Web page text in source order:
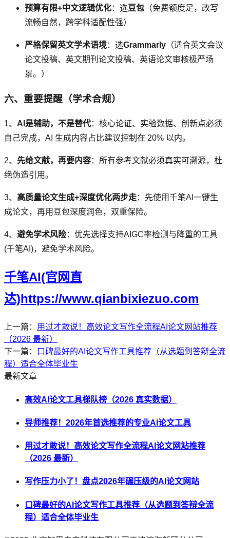
预算有限+中文逻辑优化：选豆包 （免费额度足，改写
流畅自然，跨学科适配性强）
严格保留英文学术语境：选Grammarly （适合英文会议
论文投稿、英文期刊论文投稿、英语论文审核极严场
景。）
六、重要提醒（学术合规）
1、 AI是辅助，不是替代：核心论证、实验数据、创新点必须
自己完成，AI 生成内容占比建议控制在 20% 以内。
2、 先给文献，再要内容：所有参考文献必须真实可溯源，杜
绝伪造引用。
3、 高质量论文生成+深度优化两步走：先使用千笔AI一键生
成论文，再用豆包深度润色，双重保险。
4、 避免学术风险：优先选择支持AIGC率检测与降重的工具
(千笔AI)，避免学术风险。
千笔AI(官网直
达)https://www.qianbixiezuo.com
上一篇： 用过才敢说！高效论文写作全流程AI论文网站推荐
（2026 最新）
下一篇：
口碑最好的AI论文写作工具推荐（从选题到答辩全流
程）适合全体毕业生
最新文章
高效AI论文工具梯队榜（2026 真实数据）
导师推荐！2026年首选推荐的专业AI论文工具
用过才敢说！高效论文写作全流程AI论文网站推荐
（2026 最新）
写作压力小了！盘点2026年碾压级的AI论文网站
口碑最好的AI论文写作工具推荐（从选题到答辩全流
程）适合全体毕业生